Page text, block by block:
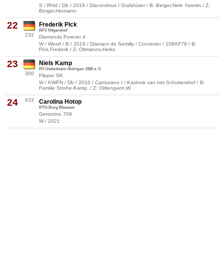
S / Rhld / Db / 2019 / Diacontinus / Gralshüter / B: Berger,Nele Yasmin / Z:
Berger,Hermann
22
232
Frederik Pick
RFV Hilgershof
Diamonds Forever 4
W / Westf / B / 2019 / Diamant de Semilly / Converter / 109AF78 / B:
Pick,Frederik / Z: Oltmanns,Heiko
23
300
Niels Kamp
RV Uedesheim-Stüttgen 1926 e. V.
Flipper SK
W / KWPN / Db / 2010 / Canturano I / Kashmir van het Schuttershof / B:
Familie Strohe-Kamp, / Z: Oldengarm,W.
24 633 Carolina Hotop
RTG Burg Blessem
Geronimo 709
W / 2021